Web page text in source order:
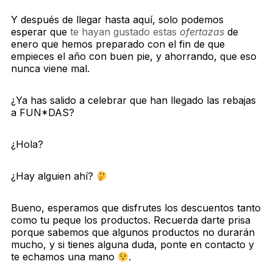
Y después de llegar hasta aquí, solo podemos
esperar que te hayan gustado estas ofertazas de
enero que hemos preparado con el fin de que
empieces el año con buen pie, y ahorrando, que eso
nunca viene mal.
¿Ya has salido a celebrar que han llegado las rebajas
a FUN*DAS?
¿Hola?
¿Hay alguien ahí?
Bueno, esperamos que disfrutes los descuentos tanto
como tu peque los productos. Recuerda darte prisa
porque sabemos que algunos productos no durarán
mucho, y si tienes alguna duda, ponte en contacto y
te echamos una mano
.